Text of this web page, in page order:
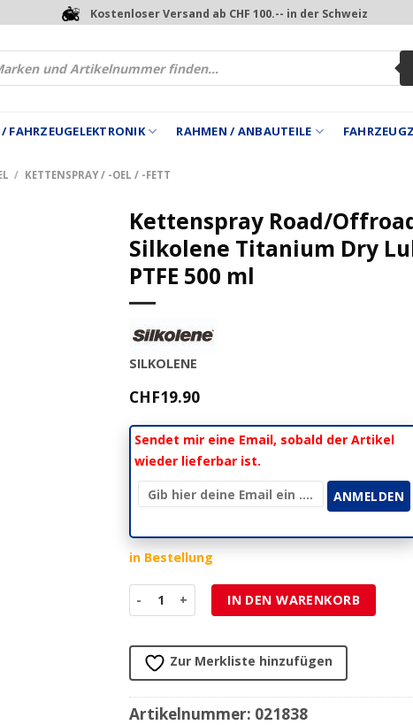
Kostenloser Versand ab CHF 100.-- in der Schweiz
FAHRZEUGELEKTRONIK RAHMEN / ANBAUTEILE
/ KETTENSPRAY / -OEL / -FETT
Kettenspray Road/
Silkolene Titanium Dry
PTFE 500 ml
SILKOLENE
CHF19.90
Sendet mir eine Email, sobald der Artikel
wieder lieferbar ist.
in Bestellung
Kettenspray Road/Offroad Silkolene Titanium
IN DEN WARENKORB
Zur Merkliste hinzufügen
Artikelnummer: 021838